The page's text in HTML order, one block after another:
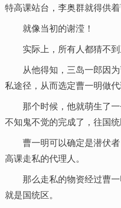
特高课站台，李奥群就得供着
就像当初的谢滢！
实际上，所有人都猜不到
从他得知，三岛一郎因
私途径，从而选定曹一明做代
那个时候，他就萌生了
不知鬼不觉的完成了，往国统
曹一明可以确定是潜伏
高课走私的代理人。
那么走私的物资经过曹
就是国统区。